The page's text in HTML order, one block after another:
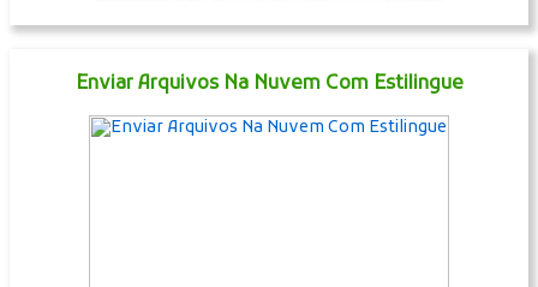
Enviar Arquivos Na Nuvem Com Estilingue